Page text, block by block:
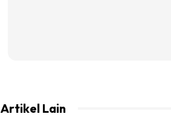
Artikel Lain